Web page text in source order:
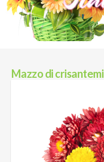
Mazzo di crisantemi